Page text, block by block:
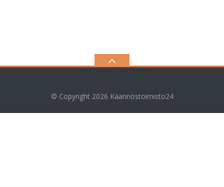
© Copyright 2026 Käännöstoimisto24